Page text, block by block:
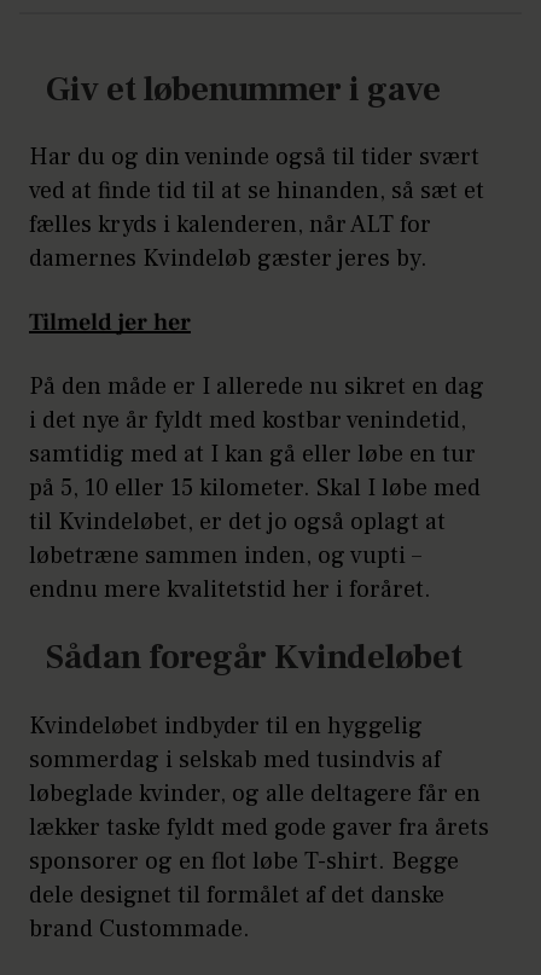
Giv et løbenummer i gave
Har du og din veninde også til tider svært
ved at finde tid til at se hinanden, så sæt et
fælles kryds i kalenderen, når ALT for
damernes Kvindeløb gæster jeres by.
Tilmeld jer her
På den måde er I allerede nu sikret en dag
i det nye år fyldt med kostbar venindetid,
samtidig med at I kan gå eller løbe en tur
på 5, 10 eller 15 kilometer. Skal I løbe med
til Kvindeløbet, er det jo også oplagt at
løbetræne sammen inden, og vupti –
endnu mere kvalitetstid her i foråret.
Sådan foregår Kvindeløbet
Kvindeløbet indbyder til en hyggelig
sommerdag i selskab med tusindvis af
løbeglade kvinder, og alle deltagere får en
lækker taske fyldt med gode gaver fra årets
sponsorer og en flot løbe T-shirt. Begge
dele designet til formålet af det danske
brand Custommade.